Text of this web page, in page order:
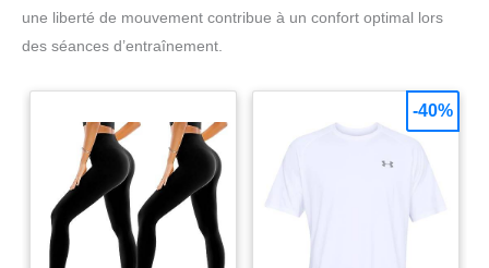
une liberté de mouvement contribue à un confort optimal lors
des séances d’entraînement.
-40%